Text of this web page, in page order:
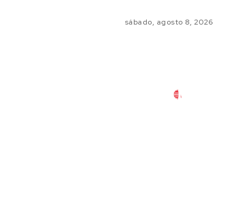
sábado, agosto 8, 2026